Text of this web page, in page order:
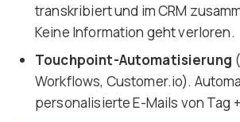
transkribiert und im CRM
Keine Information geht verloren.
Touchpoint-Automatisierung
Workflows, Customer.io).
personalisierte E-Mails von Tag